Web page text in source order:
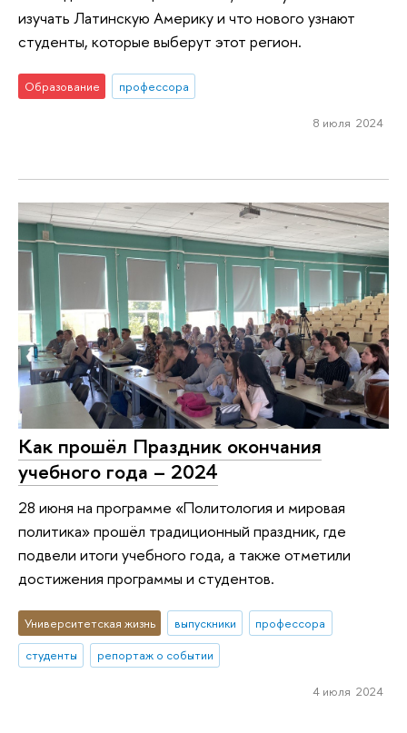
изучать Латинскую Америку и что нового узнают
студенты, которые выберут этот регион.
Образование профессора
8 июля 2024
Как прошёл Праздник окончания
учебного года – 2024
28 июня на программе «Политология и мировая
политика» прошёл традиционный праздник, где
подвели итоги учебного года, а также отметили
достижения программы и студентов.
Университетская жизнь выпускники
профессора
студенты
репортаж о событии
4 июля 2024